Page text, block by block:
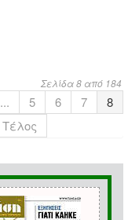
Σελίδα 8 από 184
... 5 6 7
8
Τέλος